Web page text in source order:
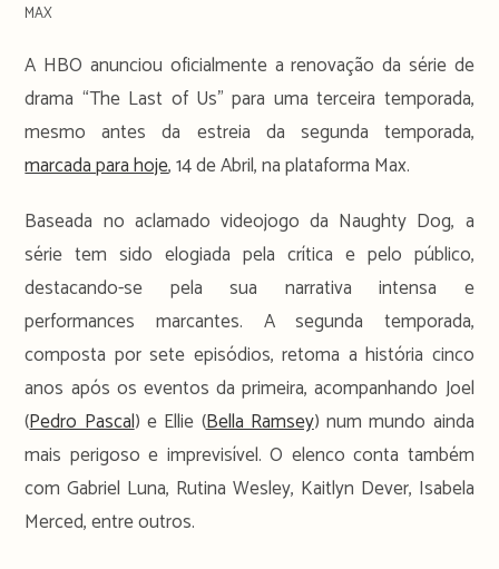
MAX
A HBO anunciou oficialmente a renovação da série de
drama “The Last of Us” para uma terceira temporada,
mesmo antes da estreia da segunda temporada,
marcada para hoje, 14 de Abril, na plataforma Max.
Baseada no aclamado videojogo da Naughty Dog, a
série tem sido elogiada pela crítica e pelo público,
destacando-se pela sua narrativa intensa e
performances marcantes. A segunda temporada,
composta por sete episódios, retoma a história cinco
anos após os eventos da primeira, acompanhando Joel
(Pedro Pascal) e Ellie (Bella Ramsey) num mundo ainda
mais perigoso e imprevisível. O elenco conta também
com Gabriel Luna, Rutina Wesley, Kaitlyn Dever, Isabela
Merced, entre outros.